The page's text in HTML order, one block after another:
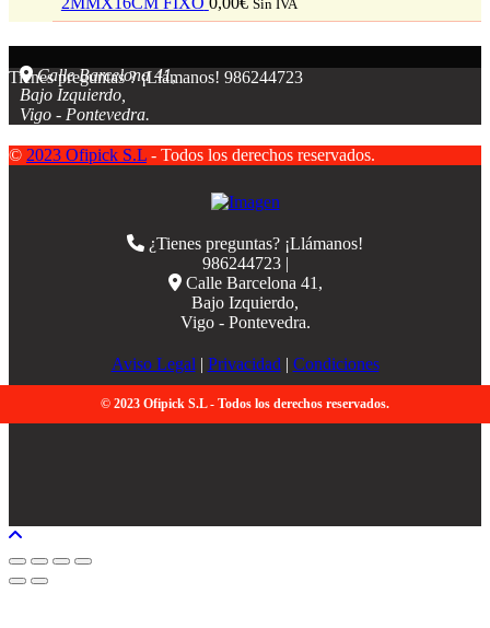
Sin IVA
Tienes preguntas ? ¡Llámanos! 986244723
Calle Barcelona 41,
Bajo Izquierdo,
Vigo - Pontevedra.
© 2023 Ofipick S.L - Todos los derechos reservados.
¿Tienes preguntas? ¡Llámanos!
986244723 |
Calle Barcelona 41,
Bajo Izquierdo,
Vigo - Pontevedra.
Aviso Legal | Privacidad | Condiciones
© 2023 Ofipick S.L - Todos los derechos reservados.